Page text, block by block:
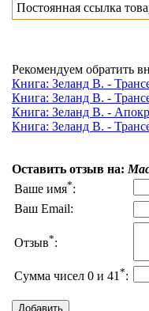
Постоянная ссылка
Рекомендуем обратить
Книга: Зеланд В. -
Книга: Зеланд В. -
Книга: Зеланд В. -
Книга: Зеланд В. -
Оставить отзыв на:
Ваше имя*:
Ваш Email:
Отзыв*:
Сумма чисел 0 и 41*: